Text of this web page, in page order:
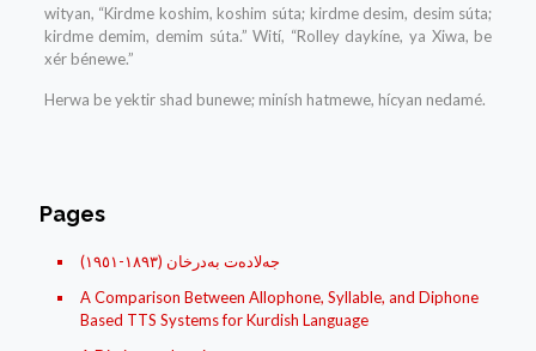
wityan, “Kirdme koshim, koshim súta; kirdme desim, desim súta;
kirdme demim, demim súta.” Wití, “Rolley daykíne, ya Xiwa, be
xér bénewe.”
Herwa be yektir shad bunewe; minísh hatmewe, hícyan nedamé.
Pages
(جه‌لاده‌ت به‌درخان (١٨۹۳-١۹٥١
A Comparison Between Allophone, Syllable, and Diphone
Based TTS Systems for Kurdish Language